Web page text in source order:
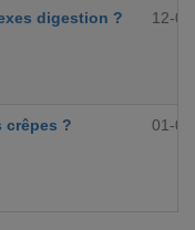
digestion ? 12-
crêpes ? 01-